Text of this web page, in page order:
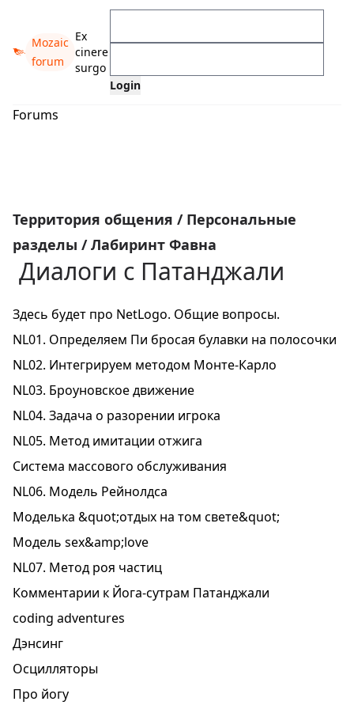
Mozaic
forum
Ex
cinere
surgo
Forums
Территория общения / Персональные
разделы /Лабиринт Фавна
Диалоги с Патанджали
Здесь будет про NetLogo. Общие вопросы.
NL01. Определяем Пи бросая булавки на полосочки
NL02. Интегрируем методом Монте-Карло
NL03. Броуновское движение
NL04. Задача о разорении игрока
NL05. Метод имитации отжига
Система массового обслуживания
NL06. Модель Рейнолдса
Моделька &quot;отдых на том свете&quot;
Модель sex&amp;love
NL07. Метод роя частиц
Комментарии к Йога-сутрам Патанджали
coding adventures
Дэнсинг
Осциллятopы
Про йогу